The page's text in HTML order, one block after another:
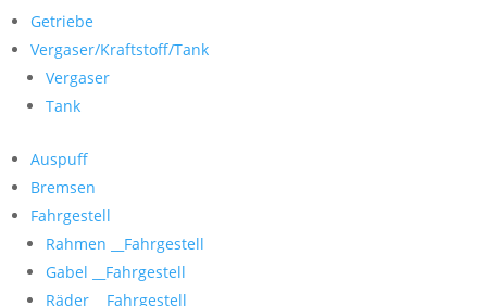
Getriebe
Vergaser/Kraftstoff/Tank
Vergaser
Tank
Auspuff
Bremsen
Fahrgestell
Rahmen __Fahrgestell
Gabel __Fahrgestell
Räder __Fahrgestell